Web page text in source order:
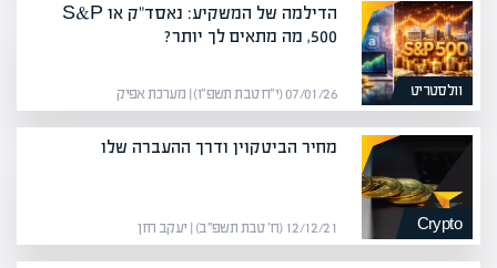
וולסטריט
הדילמה של המשקיע: נאסד"ק או S&P
500, מה מתאים לך יותר?
07/01/26 (י״ח טבת תשפ״ו) | מערכת אפיק
Crypto
מחיר הביטקוין ודרך ההעברה שלו
12/12/21 (ח׳ טבת תשפ״ב) | יעקב חזן